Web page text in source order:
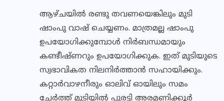
ആഴ്ചയില്‍ രണ്ടു തവണയെങ്കിലും മുടി
ഷാംപു വാഷ് ചെയ്യണം. മാത്രമല്ല ഷാംപു
ഉപയോഗിക്കുമ്പോള്‍ നിര്‍ബന്ധമായും
കണ്ടീഷ്ണറും ഉപയോഗിക്കുക. ഇത് മുടിയുടെ
സ്വഭാവികത നിലനിര്‍ത്താന്‍ സഹായിക്കും.
കറ്റാര്‍വാഴനീരും ഓലിവ് ഓയിലും സമം
ചേര്‍ത്ത് മുടിയില്‍ പുരട്ടി അരമണിക്കൂര്‍